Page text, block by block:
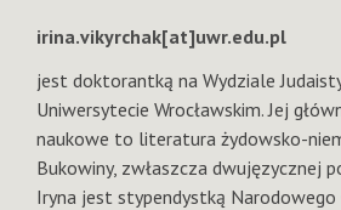
irina.vikyrchak[at]uwr.edu.pl
jest doktorantką na Wydziale
Uniwersytecie Wrocławskim. Jej
naukowe to literatura żydowsko-
Bukowiny, zwłaszcza dwujęzycznej
Iryna jest stypendystką Narodowego